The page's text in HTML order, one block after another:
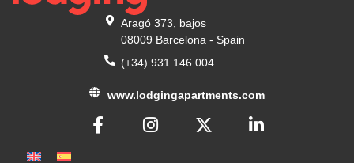
Aragó 373, bajos
08009 Barcelona - Spain
(+34) 931 146 004
www.lodgingapartments.com